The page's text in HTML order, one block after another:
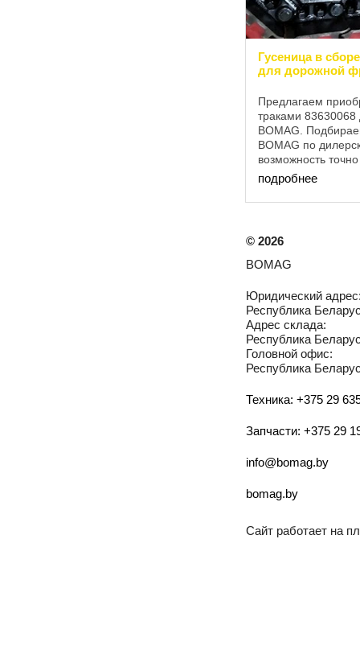
Гусеница в
для дорожной
Предлагаем
траками
BOMAG.
BOMAG по
возможность
для клиента
Гусеница в сборе
подробнее
© 2026
BOMAG
Юридический
Республика
Адрес склада:
Республика
Головной офис:
Республика
Техника: +375 29
Запчасти: +375 29
info@bomag.by
bomag.by
Сайт работает на